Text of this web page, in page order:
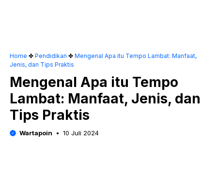
Home ✤ Pendidikan ✤ Mengenal Apa itu Tempo Lambat: Manfaat,
Jenis, dan Tips Praktis
Mengenal Apa itu Tempo
Lambat: Manfaat, Jenis, dan
Tips Praktis
Wartapoin 10 Juli 2024